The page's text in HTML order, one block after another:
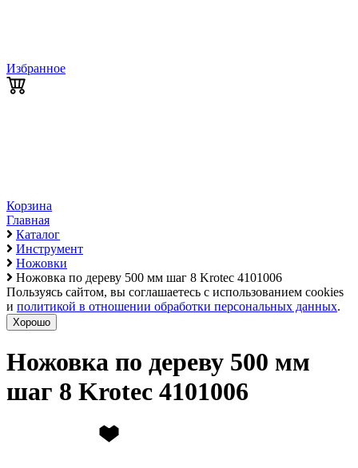
Избранное
Корзина
Главная
Каталог
Инструмент
Ножовки
Ножовка по дереву 500 мм шаг 8 Krotec 4101006
Пользуясь сайтом, вы соглашаетесь с использованием cookies
и политикой в отношении обработки персональных данных.
Хорошо
Ножовка по дереву 500 мм
шаг 8 Krotec 4101006